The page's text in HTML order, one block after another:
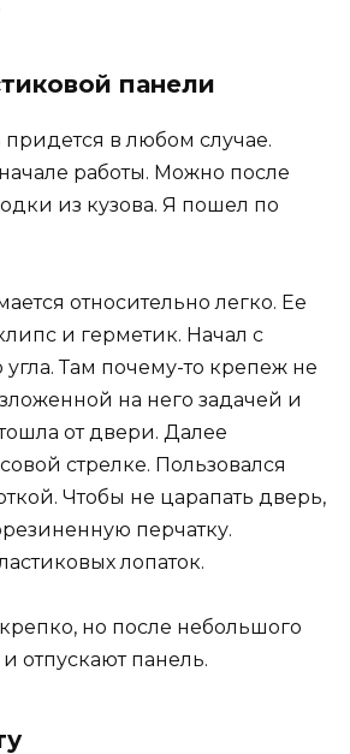
панели
в любом случае.
работы. Можно после
из кузова. Я пошел по
относительно легко. Ее
и герметик. Начал с
угла. Там почему-то крепеж не
на него задачей и
от двери. Далее
стрелке. Пользовался
Чтобы не царапать дверь,
перчатку.
лопаток.
но после небольшого
отпускают панель.